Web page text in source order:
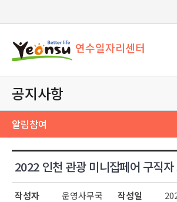
연수일자리센터
공지사항
알림참여
2022 인천 관광 미니잡페어 구직자
작성자 운영사무국 작성일